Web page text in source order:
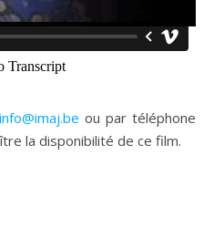
info@imaj.be ou par téléphone
la disponibilité de ce film.